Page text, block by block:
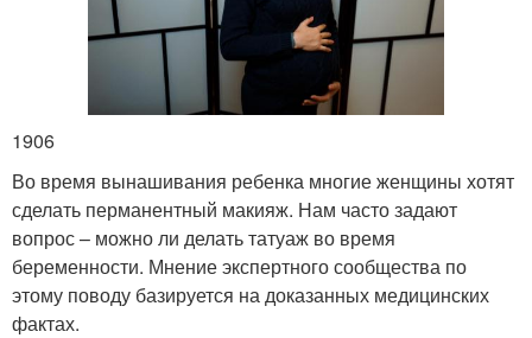
1906
Во время вынашивания ребенка многие женщины хотят
сделать перманентный макияж. Нам часто задают
вопрос – можно ли делать татуаж во время
беременности. Мнение экспертного сообщества по
этому поводу базируется на доказанных медицинских
фактах.